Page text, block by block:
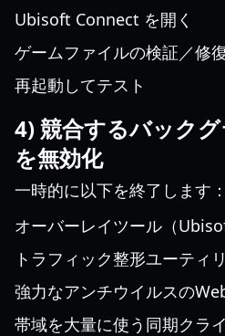
Ubisoft Connect を開く
ゲームファイルの検証／修
再起動してテスト
4) 競合するバック
を無効化
一時的に以下を終了します：
オーバーレイツール（
トラフィック整形ユーティ
強力なアンチウイルスの
帯域を大量に使う同期クラ